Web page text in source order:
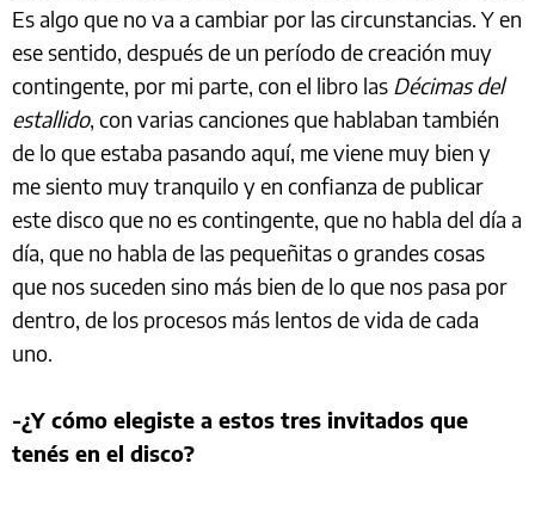
Es algo que no va a cambiar por las circunstancias. Y en
ese sentido, después de un período de creación muy
contingente, por mi parte, con el libro las Décimas del
estallido, con varias canciones que hablaban también
de lo que estaba pasando aquí, me viene muy bien y
me siento muy tranquilo y en confianza de publicar
este disco que no es contingente, que no habla del día a
día, que no habla de las pequeñitas o grandes cosas
que nos suceden sino más bien de lo que nos pasa por
dentro, de los procesos más lentos de vida de cada
uno.
-¿Y cómo elegiste a estos tres invitados que
tenés en el disco?